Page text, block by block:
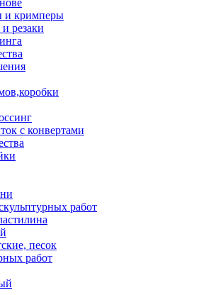
и кримперы
резаки
с конвертами
работ
песок
работ